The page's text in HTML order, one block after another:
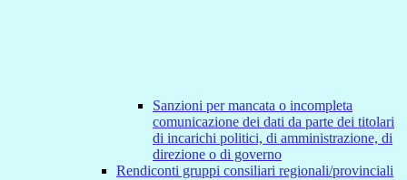
Sanzioni per mancata o incompleta
comunicazione dei dati da parte dei titolari
di incarichi politici, di amministrazione, di
direzione o di governo
Rendiconti gruppi consiliari regionali/provinciali